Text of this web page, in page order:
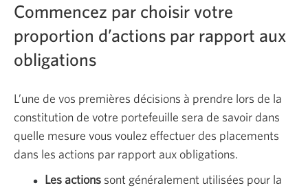
Commencez par choisir votre
proportion d’actions par rapport aux
obligations
L’une de vos premières décisions à prendre lors de la
constitution de votre portefeuille sera de savoir dans
quelle mesure vous voulez effectuer des placements
dans les actions par rapport aux obligations.
Les actions sont généralement utilisées pour la